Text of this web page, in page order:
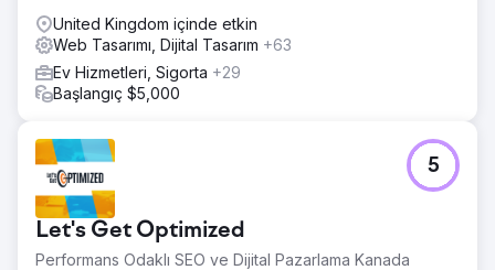
ona aşığım ve hiçbir şeyi değiştirmem."
Ajans sayfasına git
United Kingdom içinde etkin
Web Tasarımı, Dijital Tasarım +63
Ev Hizmetleri, Sigorta +29
Başlangıç $5,000
Let's Get Optimized
Performans Odaklı SEO ve Dijital Pazarlama Kanada
5